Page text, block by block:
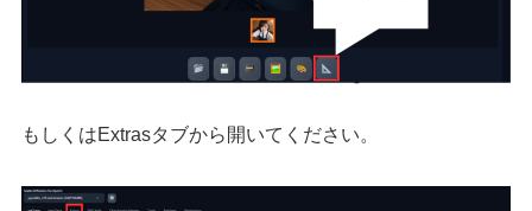
もしくはExtrasタブから開いてください。